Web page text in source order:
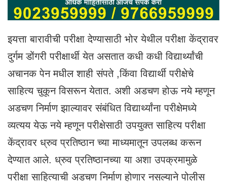
इयत्ता बारावीची परीक्षा देण्यासाठी भोर येथील परीक्षा केंद्रावर
दुर्गम डोंगरी परीक्षार्थी येत असतात कधी कधी विद्यार्थ्यांची
अचानक पेन मधील शाही संपते‌ ,किंवा विद्यार्थी परीक्षेचे
साहित्य चुकून विसरून येतात. अशी अडचण होऊ नये म्हणून
अडचण निर्माण झाल्यावर संबंधित विद्यार्थ्यांना परीक्षेमध्ये
व्यत्यय येऊ नये म्हणून परीक्षेसाठी उपयुक्त साहित्य परीक्षा
केंद्रावर ध्रुव प्रतिष्ठान च्या माध्यमातून उपलब्ध करून
देण्यात आले. ध्रुव प्रतिष्ठानच्या या अशा उपक्रमामुळे
परीक्षा साहित्याची अडचण निर्माण होणार नसल्याने पोलीस